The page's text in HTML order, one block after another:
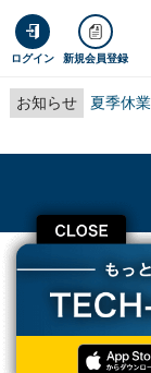
ログイン 新規会員登録
お知らせ 夏季休
TECH+ 企業IT
TSUTAYA、店舗の
TSUTAYA